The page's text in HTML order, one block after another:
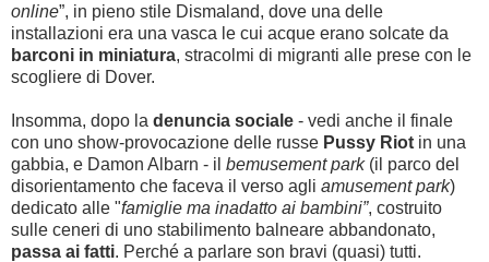
online”, in pieno stile Dismaland, dove una delle
installazioni era una vasca le cui acque erano solcate da
barconi in miniatura, stracolmi di migranti alle prese con le
scogliere di Dover.
Insomma, dopo la denuncia sociale - vedi anche il finale
con uno show-provocazione delle russe Pussy Riot in una
gabbia, e Damon Albarn - il bemusement park(il parco del
disorientamento che faceva il verso agli amusement park)
dedicato alle "famiglie ma inadatto ai bambini”, costruito
sulle ceneri di uno stabilimento balneare abbandonato,
passa ai fatti. Perché a parlare son bravi (quasi) tutti.